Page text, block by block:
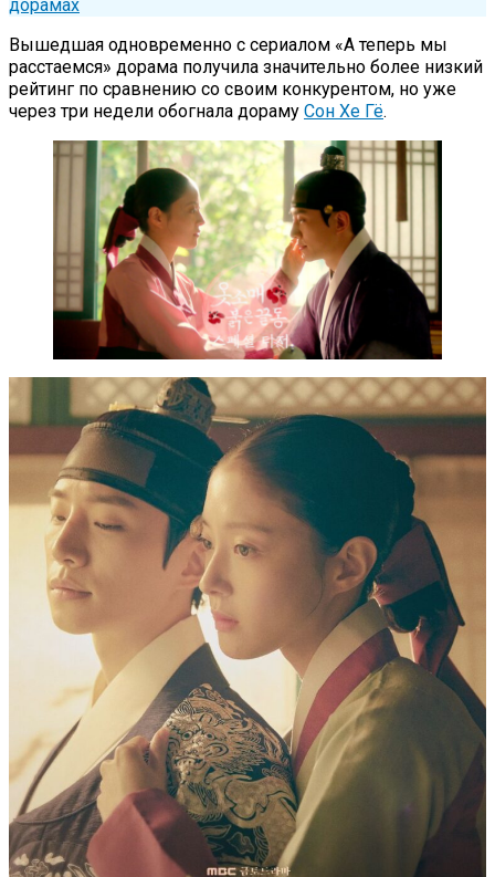
дорамах
Вышедшая одновременно с сериалом «А теперь мы
расстаемся» дорама получила значительно более низкий
рейтинг по сравнению со своим конкурентом, но уже
через три недели обогнала дораму Сон Хе Гё.